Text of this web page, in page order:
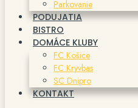
Parkovanie
PODUJATIA
BISTRO
DOMÁCE KLUBY
FC Košice
FC Kryvbas
SC Dnipro
KONTAKT